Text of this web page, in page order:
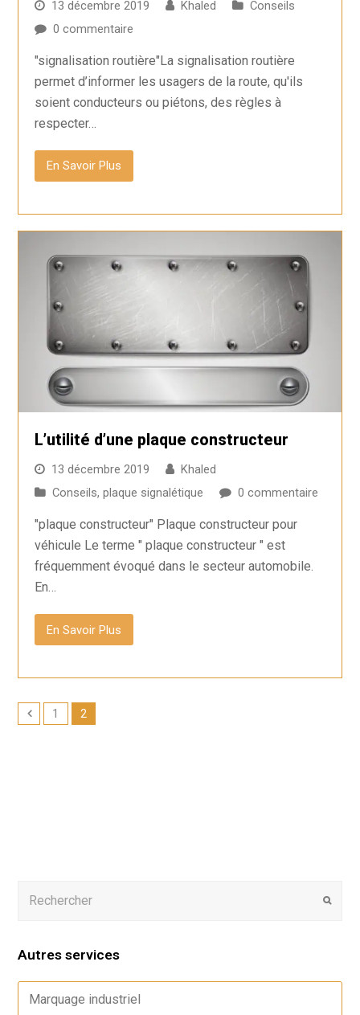
13 décembre 2019 Khaled
Conseils
0 commentaire
"signalisation routière"La signalisation routière
permet d’informer les usagers de la route, qu'ils
soient conducteurs ou piétons, des règles à
respecter…
En Savoir Plus
L’utilité d’une plaque constructeur
13 décembre 2019
Khaled
Conseils,plaque signalétique 0 commentaire
"plaque constructeur" Plaque constructeur pour
véhicule Le terme " plaque constructeur " est
fréquemment évoqué dans le secteur automobile.
En…
En Savoir Plus
1 2
Autres services
Marquage industriel